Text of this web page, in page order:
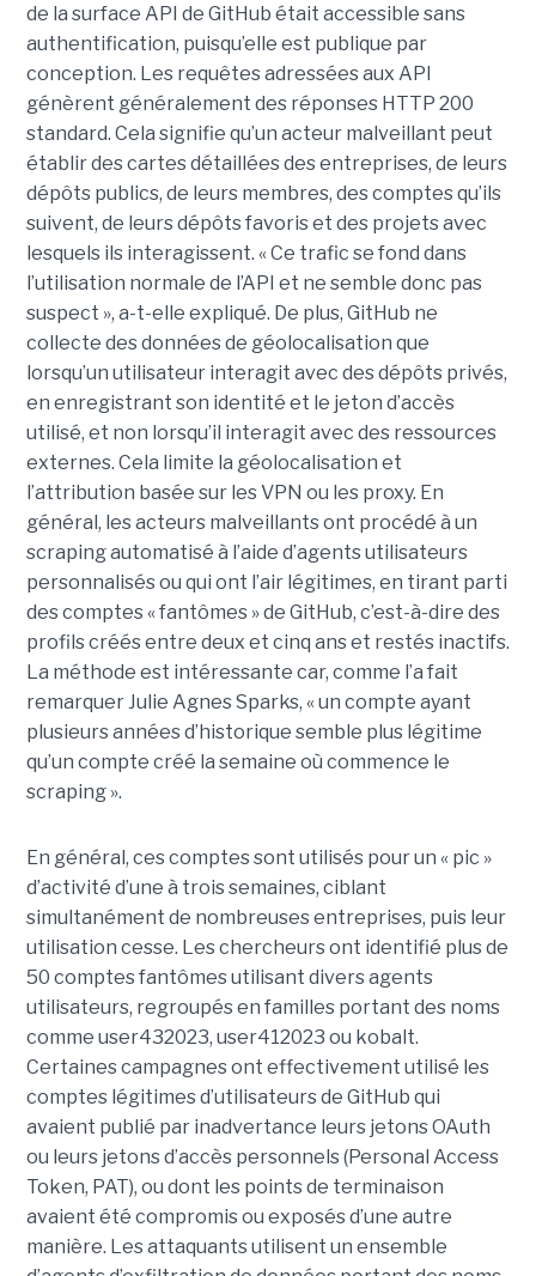
de la surface API de GitHub était accessible sans
authentification, puisqu’elle est publique par
conception. Les requêtes adressées aux API
génèrent généralement des réponses HTTP 200
standard. Cela signifie qu’un acteur malveillant peut
établir des cartes détaillées des entreprises, de leurs
dépôts publics, de leurs membres, des comptes qu’ils
suivent, de leurs dépôts favoris et des projets avec
lesquels ils interagissent. « Ce trafic se fond dans
l’utilisation normale de l’API et ne semble donc pas
suspect », a-t-elle expliqué. De plus, GitHub ne
collecte des données de géolocalisation que
lorsqu’un utilisateur interagit avec des dépôts privés,
en enregistrant son identité et le jeton d’accès
utilisé, et non lorsqu’il interagit avec des ressources
externes. Cela limite la géolocalisation et
l’attribution basée sur les VPN ou les proxy. En
général, les acteurs malveillants ont procédé à un
scraping automatisé à l’aide d’agents utilisateurs
personnalisés ou qui ont l’air légitimes, en tirant parti
des comptes « fantômes » de GitHub, c’est-à-dire des
profils créés entre deux et cinq ans et restés inactifs.
La méthode est intéressante car, comme l’a fait
remarquer Julie Agnes Sparks, « un compte ayant
plusieurs années d’historique semble plus légitime
qu’un compte créé la semaine où commence le
scraping ».
En général, ces comptes sont utilisés pour un « pic »
d’activité d’une à trois semaines, ciblant
simultanément de nombreuses entreprises, puis leur
utilisation cesse. Les chercheurs ont identifié plus de
50 comptes fantômes utilisant divers agents
utilisateurs, regroupés en familles portant des noms
comme user432023, user412023 ou kobalt.
Certaines campagnes ont effectivement utilisé les
comptes légitimes d’utilisateurs de GitHub qui
avaient publié par inadvertance leurs jetons OAuth
ou leurs jetons d’accès personnels (Personal Access
Token, PAT), ou dont les points de terminaison
avaient été compromis ou exposés d’une autre
manière. Les attaquants utilisent un ensemble